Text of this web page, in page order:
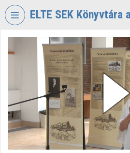
Fejléc kihagyása
ELTE SEK Könyvtára
VIDEOTORIUM
SAVARIA
KÖNYVTÁR
ÉS
LEVÉLTÁR
Intézményi kezdőlap